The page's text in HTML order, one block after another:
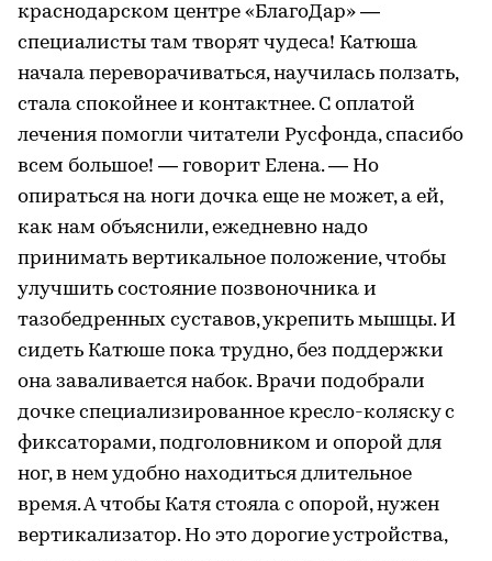
краснодарском центре «БлагоДар» —
специалисты там творят чудеса! Катюша
начала переворачиваться, научилась ползать,
стала спокойнее и контактнее. С оплатой
лечения помогли читатели Русфонда, спасибо
всем большое! — говорит Елена. — Но
опираться на ноги дочка еще не может, а ей,
как нам объяснили, ежедневно надо
принимать вертикальное положение, чтобы
улучшить состояние позвоночника и
тазобедренных суставов, укрепить мышцы. И
сидеть Катюше пока трудно, без поддержки
она заваливается набок. Врачи подобрали
дочке специализированное кресло-коляску с
фиксаторами, подголовником и опорой для
ног, в нем удобно находиться длительное
время. А чтобы Катя стояла с опорой, нужен
вертикализатор. Но это дорогие устройства,